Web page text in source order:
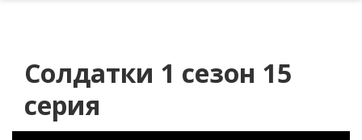
Солдатки 1 сезон 15
серия